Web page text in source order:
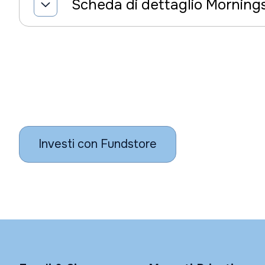
Scheda di dettaglio
Investi con Fundstore